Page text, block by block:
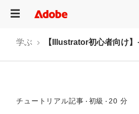
学ぶ
チュートリアル記事 初級 20 分